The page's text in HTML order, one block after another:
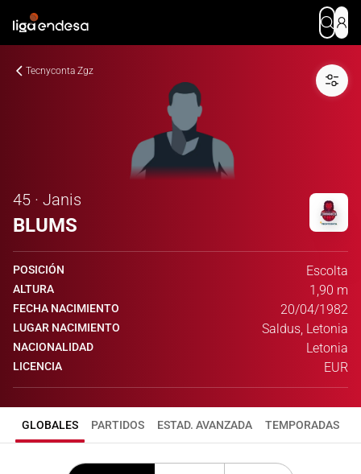
Tecnyconta Zgz
45 · Janis
BLUMS
POSICIÓN Escolta
ALTURA 1,90 m
FECHA NACIMIENTO 20/04/1982
LUGAR NACIMIENTO Saldus, Letonia
NACIONALIDAD Letonia
LICENCIA EUR
GLOBALES PARTIDOS ESTAD. AVANZADA TEMPORADAS